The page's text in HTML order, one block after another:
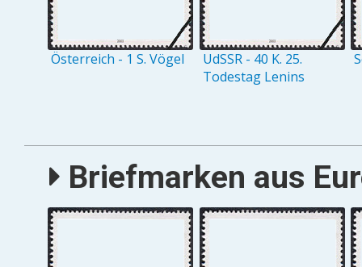
Österreich - 1 S. Vögel
UdSSR - 40 K. 25.
Todestag Lenins
Briefmarken aus